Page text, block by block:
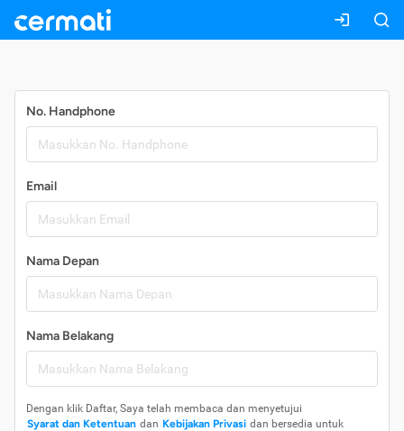
No. Handphone
Email
Nama Depan
Nama Belakang
Dengan klik Daftar, Saya telah membaca dan menyetujui
Syarat dan Ketentuan dan Kebijakan Privasi dan bersedia untuk